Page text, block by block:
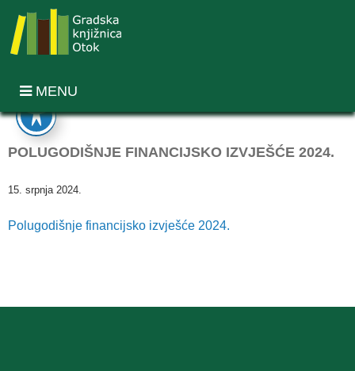
MENU
POLUGODIŠNJE FINANCIJSKO IZVJEŠĆE 2024.
15. srpnja 2024.
Polugodišnje financijsko izvješće 2024.